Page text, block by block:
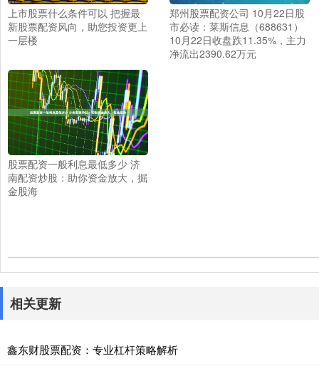
上市股票什么条件可以 把握最
新股票配资风向，助您投资更上
一层楼
郑州股票配资公司 10月22日股
市必读：莱斯信息（688631）
10月22日收盘跌11.35%，主力
净流出2390.62万元
股票配资一般利息最低多少 济
南配资炒股：助你资金放大，掘
金股海
相关更新
鑫东财股票配资：专业杠杆策略解析